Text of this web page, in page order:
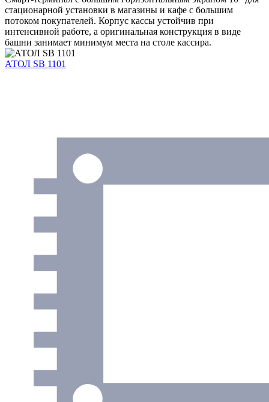
стационарной установки в магазины и кафе с большим
потоком покупателей. Корпус кассы устойчив при
интенсивной работе, а оригинальная конструкция в виде
башни занимает минимум места на столе кассира.
АТОЛ SB 1101